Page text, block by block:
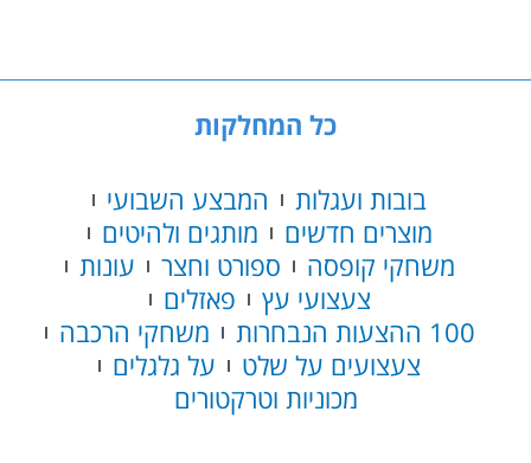
4.0
כל המחלקות
בובות ועגלות
המבצע השבועי
מוצרים חדשים
מותגים ולהיטים
משחקי קופסה
ספורט וחצר
עונות
צעצועי עץ
פאזלים
100 ההצעות הנבחרות
משחקי הרכבה
צעצועים על שלט
על גלגלים
מכוניות וטרקטורים